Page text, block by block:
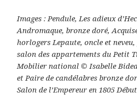
Images : Pendule, Les adieux
Andromaque, bronze doré,
horlogers Lepaute, oncle et
salon des appartements du Petit
Mobilier national © Isabelle
et Paire de candélabres bronze
Salon de l’Empereur en 1805